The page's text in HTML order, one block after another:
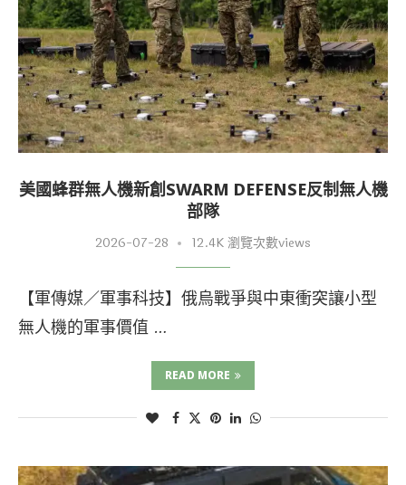
美國蜂群無人機新創SWARM DEFENSE反制無人機
部隊
2026-07-28 12.4K 瀏覽次數views
【軍傳媒／軍事科技】俄烏戰爭與中東衝突讓小型
無人機的軍事價值 …
READ MORE